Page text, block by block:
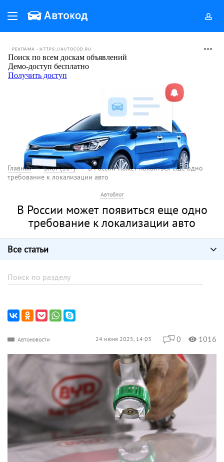
РЕКЛАМА • HTTPS://AVTOCOD.RU
Главная Блог (18+)
В России может появиться еще одно
требование к локализации авто
Автоблог
В России может появиться еще одно
требование к локализации авто
Все статьи
Автоновости 24 июня 2025, 14:03 0 1016